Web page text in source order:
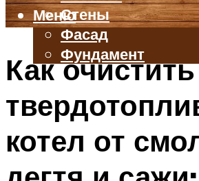
Стены
Фасад
Фундамент
БАЛКОН И ЛОДЖИЯ
ВЕНТИЛЯЦИЯ
ТРУБЫ
Меню
Как очистить
котел от